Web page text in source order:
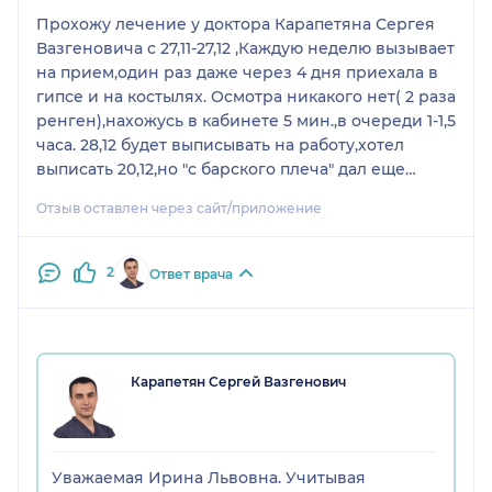
Прохожу лечение у доктора Карапетяна Сергея
Вазгеновича с 27,11-27,12 ,Каждую неделю вызывает
на прием,один раз даже через 4 дня приехала в
гипсе и на костылях. Осмотра никакого нет( 2 раза
ренген),нахожусь в кабинете 5 мин.,в очереди 1-1,5
часа. 28,12 будет выписывать на работу,хотел
выписать 20,12,но "с барского плеча" дал еще
(выписал диклофенак 2 раза в день) сказал надо
лечебной гимнастики. Такого доктора никому не
желаю. Буду жаловаться заведующему. Короткова
Отзыв оставлен через сайт/приложение
2 Ответ врача
Карапетян Сергей Вазгенович
Уважаемая Ирина Львовна. Учитывая